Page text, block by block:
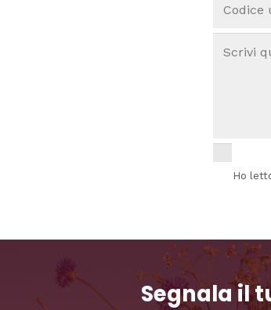
Ho
Segnala il